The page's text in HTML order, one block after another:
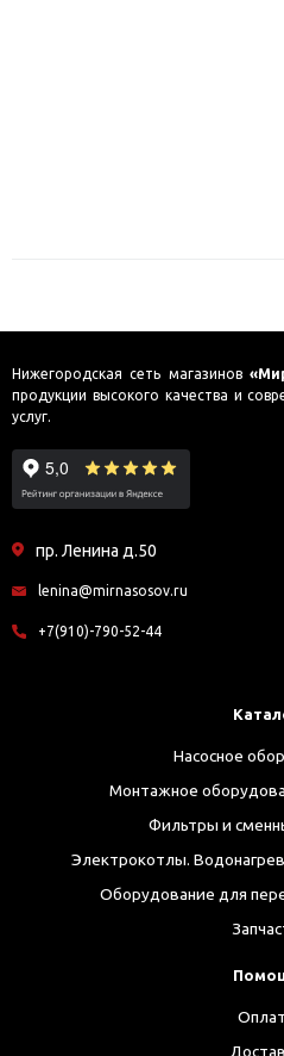
Нижегородская сеть магазинов
продукции высокого качества и
услуг.
пр. Ленина д.50
lenina@mirnasosov.ru
+7(910)-790-52-44
Насосное
Монтажное
Фильтры и
Электрокотлы.
Оборудование для